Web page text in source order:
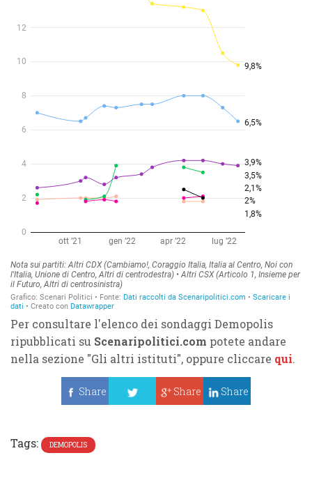
Per consultare l'elenco dei sondaggi Demopolis
ripubblicati su Scenaripolitici.com potete andare
nella sezione "Gli altri istituti", oppure cliccare qui.
Share
Share Share
Tags: DEMOPOLIS